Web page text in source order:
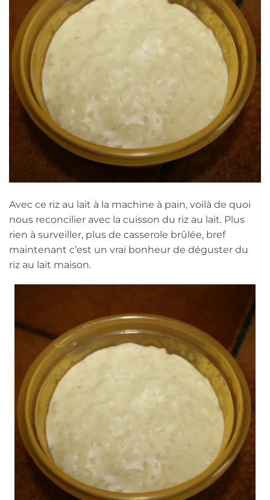
Avec ce riz au lait à la machine à pain, voilà de quoi
nous reconcilier avec la cuisson du riz au lait. Plus
rien à surveiller, plus de casserole brûlée, bref
maintenant c’est un vrai bonheur de déguster du
riz au lait maison.